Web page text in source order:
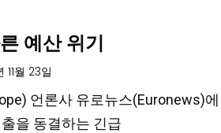
예산 위기
11월 23일
언론사 유로뉴스(Euronews)
을 동결하는 긴급